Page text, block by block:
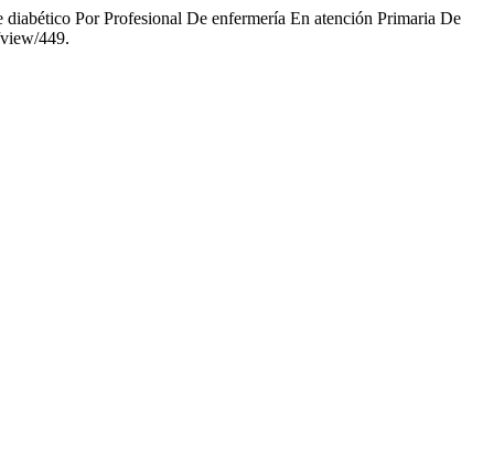
Por Profesional De enfermería En atención Primaria De
449.